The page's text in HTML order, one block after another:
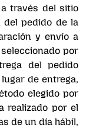
través del sitio
del pedido de la
y envío a
por
del pedido
de entrega,
elegido por
realizado por el
de un día hábil,